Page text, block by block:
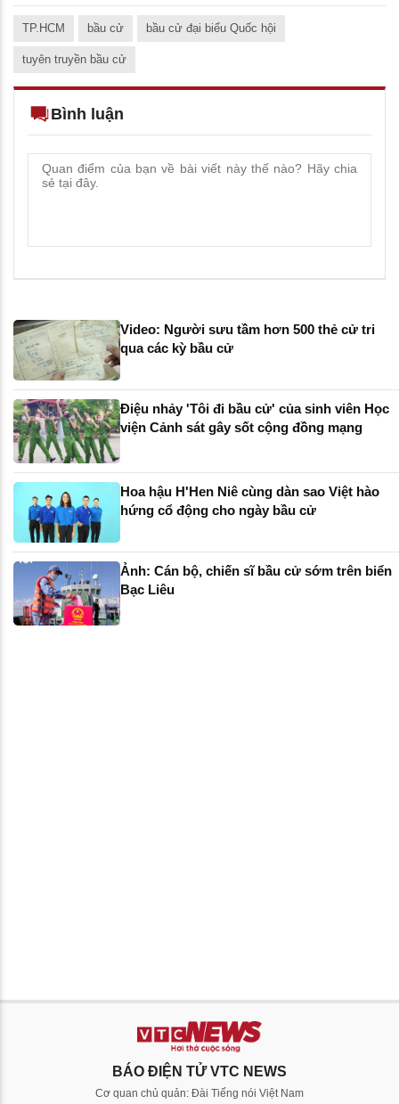
TP.HCM bầu cử bầu cử đại biểu Quốc hội
tuyên truyền bầu cử
Bình luận
Video: Người sưu tầm hơn 500 thẻ cử tri
qua các kỳ bầu cử
Điệu nhảy 'Tôi đi bầu cử' của sinh viên Học
viện Cảnh sát gây sốt cộng đồng mạng
Hoa hậu H'Hen Niê cùng dàn sao Việt hào
hứng cổ động cho ngày bầu cử
Ảnh: Cán bộ, chiến sĩ bầu cử sớm trên biển
Bạc Liêu
BÁO ĐIỆN TỬ VTC NEWS
Cơ quan chủ quản: Đài Tiếng nói Việt Nam